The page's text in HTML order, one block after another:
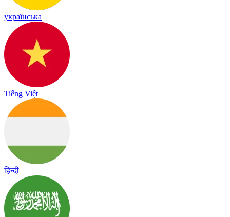
українська
Tiếng Việt
हिन्दी